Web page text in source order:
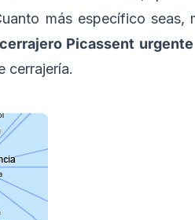
más específico
cerrajero Picassent urgente
cerrajería.